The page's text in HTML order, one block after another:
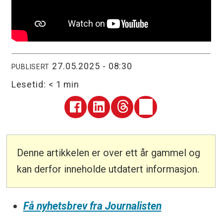
PUBLISERT
27.05.2025 - 08:30
Lesetid: < 1 min
Denne artikkelen er over ett år gammel og
kan derfor inneholde utdatert informasjon.
Få nyhetsbrev fra Journalisten